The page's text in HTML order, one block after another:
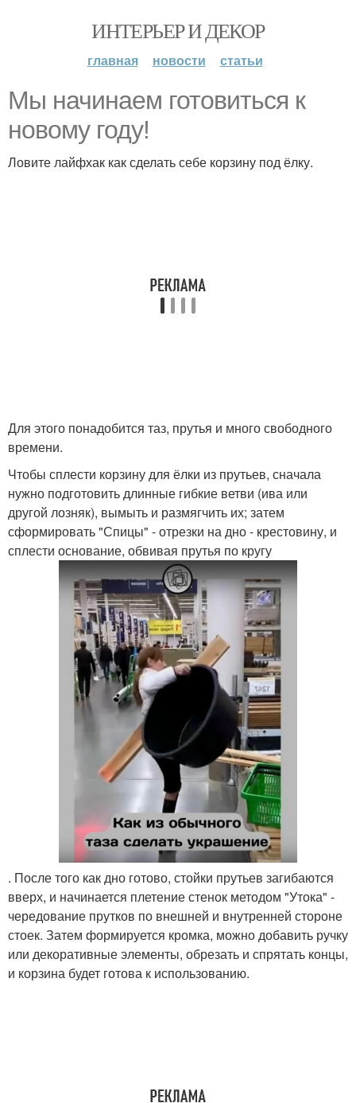
ИНТЕРЬЕР И ДЕКОР
главная новости статьи
Мы начинаем готовиться к
новому году!
Ловите лайфхак как сделать себе корзину под ёлку.
Для этого понадобится таз, прутья и много свободного
времени.
Чтобы сплести корзину для ёлки из прутьев, сначала
нужно подготовить длинные гибкие ветви (ива или
другой лозняк), вымыть и размягчить их; затем
сформировать "Спицы" - отрезки на дно - крестовину, и
сплести основание, обвивая прутья по кругу
. После того как дно готово, стойки прутьев загибаются
вверх, и начинается плетение стенок методом "Утока" -
чередование прутков по внешней и внутренней стороне
стоек. Затем формируется кромка, можно добавить ручку
или декоративные элементы, обрезать и спрятать концы,
и корзина будет готова к использованию.